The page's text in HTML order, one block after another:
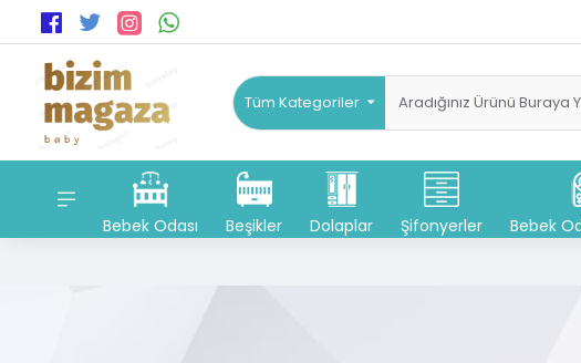
Tüm Kategoriler
Bebek Odası Beşikler Dolaplar Şifonyerler Bebek